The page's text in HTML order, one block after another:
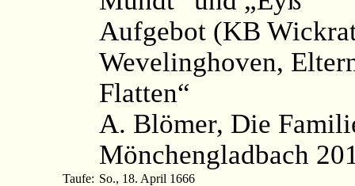
Aufgebot (KB
Wevelinghoven,
Flatten“
A. Blömer, Die
Mönchengladbach
Taufe: So., 18. April 1666